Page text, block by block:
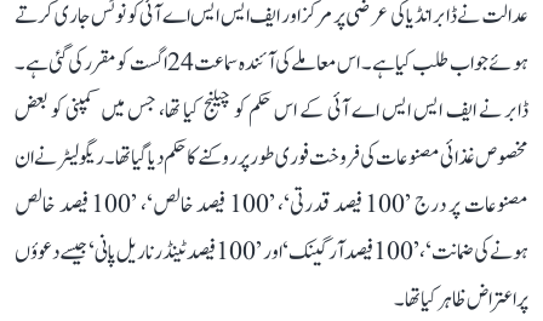
عدالت نے ڈابر انڈیا کی عرضی پر مرکز اور ایف ایس ایس اے آئی کو نوٹس جاری کرتے
ہوئے جواب طلب کیا ہے۔ اس معاملے کی آئندہ سماعت 24 اگست کو مقرر کی گئی ہے۔
ڈابر نے ایف ایس ایس اے آئی کے اس حکم کو چیلنج کیا تھا، جس میں کمپنی کو بعض
مخصوص غذائی مصنوعات کی فروخت فوری طور پر روکنے کا حکم دیا گیا تھا۔ ریگولیٹر نے ان
مصنوعات پر درج ’100 فیصد قدرتی‘، ’100 فیصد خالص‘، ’100 فیصد خالص
ہونے کی ضمانت‘، ’100 فیصد آرگینک‘ اور ’100 فیصد ٹینڈر ناریل پانی‘ جیسے دعوؤں
پر اعتراض ظاہر کیا تھا۔